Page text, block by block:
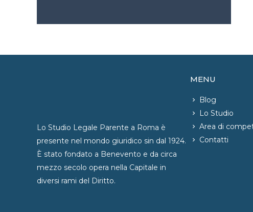
Lo Studio Legale Parente a Roma è
presente nel mondo giuridico sin dal 1924.
È stato fondato a Benevento e da circa
mezzo secolo opera nella Capitale in
diversi rami del Diritto.
MENU
Blog
Lo Studio
Area di
Contatti